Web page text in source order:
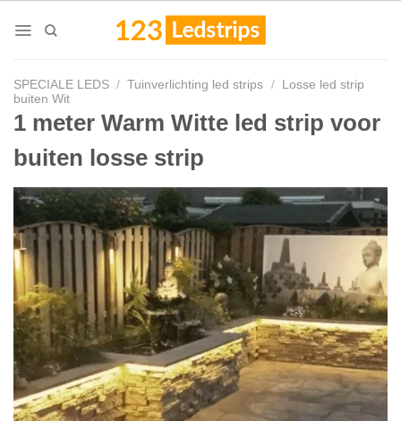
SPECIALE LEDS / Tuinverlichting led strips / Losse led strip
buiten Wit
1 meter Warm Witte led strip voor
buiten losse strip